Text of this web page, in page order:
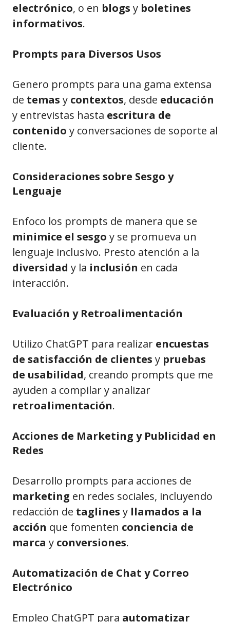
electrónico, o en blogs y boletines
informativos.
Prompts para Diversos Usos
Genero prompts para una gama extensa
de temas y contextos, desde educación
y entrevistas hasta escritura de
contenido y conversaciones de soporte al
cliente.
Consideraciones sobre Sesgo y
Lenguaje
Enfoco los prompts de manera que se
minimice el sesgo y se promueva un
lenguaje inclusivo. Presto atención a la
diversidad y la inclusión en cada
interacción.
Evaluación y Retroalimentación
Utilizo ChatGPT para realizar encuestas
de satisfacción de clientes y pruebas
de usabilidad, creando prompts que me
ayuden a compilar y analizar
retroalimentación.
Acciones de Marketing y Publicidad en
Redes
Desarrollo prompts para acciones de
marketing en redes sociales, incluyendo
redacción de taglines y llamados a la
acción que fomenten conciencia de
marca y conversiones.
Automatización de Chat y Correo
Electrónico
Empleo ChatGPT para automatizar